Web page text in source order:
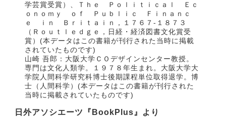
学芸賞受賞）、Ｔｈｅ Ｐｏｌｉｔｉｃａｌ Ｅｃ
ｏｎｏｍｙ ｏｆ Ｐｕｂｌｉｃ Ｆｉｎａｎｃ
ｅ ｉｎ Ｂｒｉｔａｉｎ，１７６７‐１８７３
（Ｒｏｕｔｌｅｄｇｅ，日経・経済図書文化賞受
賞）(本データはこの書籍が刊行された当時に掲載
されていたものです)
山崎 吾郎：大阪大学ＣＯデザインセンター教授。
専門は文化人類学。１９７８年生まれ。大阪大学大
学院人間科学研究科博士後期課程単位取得退学。博
士（人間科学）(本データはこの書籍が刊行された
当時に掲載されていたものです)
日外アソシエーツ『BookPlus』より